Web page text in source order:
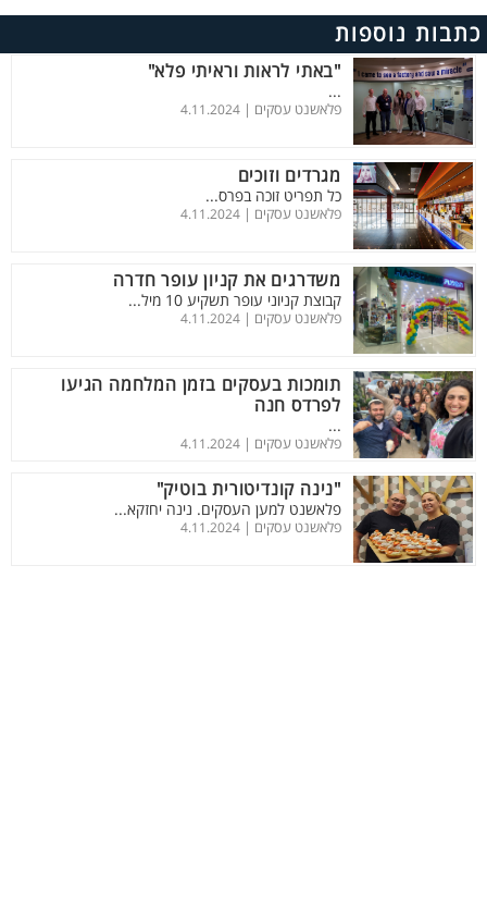
כתבות נוספות
"באתי לראות וראיתי פלא"
...
פלאשנט עסקים | 4.11.2024
מגרדים וזוכים
כל תפריט זוכה בפרס...
פלאשנט עסקים | 4.11.2024
משדרגים את קניון עופר חדרה
קבוצת קניוני עופר תשקיע 10 מיל...
פלאשנט עסקים | 4.11.2024
תומכות בעסקים בזמן המלחמה הגיעו
לפרדס חנה
...
פלאשנט עסקים | 4.11.2024
"נינה קונדיטורית בוטיק"
פלאשנט למען העסקים. נינה יחזקא...
פלאשנט עסקים | 4.11.2024